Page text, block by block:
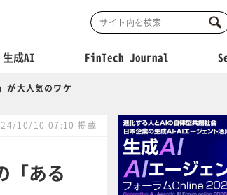
成AI FinTech Journal
が大人気のワケ
10/10 07:10 掲載
「ある